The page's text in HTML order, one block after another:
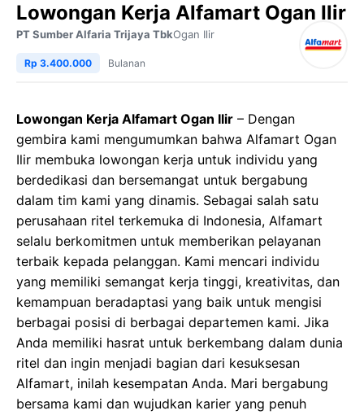
Lowongan Kerja Alfamart Ogan Ilir
PT Sumber Alfaria Trijaya TbkOgan Ilir
Rp 3.400.000 Bulanan
Lowongan Kerja Alfamart Ogan Ilir – Dengan
gembira kami mengumumkan bahwa Alfamart Ogan
Ilir membuka lowongan kerja untuk individu yang
berdedikasi dan bersemangat untuk bergabung
dalam tim kami yang dinamis. Sebagai salah satu
perusahaan ritel terkemuka di Indonesia, Alfamart
selalu berkomitmen untuk memberikan pelayanan
terbaik kepada pelanggan. Kami mencari individu
yang memiliki semangat kerja tinggi, kreativitas, dan
kemampuan beradaptasi yang baik untuk mengisi
berbagai posisi di berbagai departemen kami. Jika
Anda memiliki hasrat untuk berkembang dalam dunia
ritel dan ingin menjadi bagian dari kesuksesan
Alfamart, inilah kesempatan Anda. Mari bergabung
bersama kami dan wujudkan karier yang penuh